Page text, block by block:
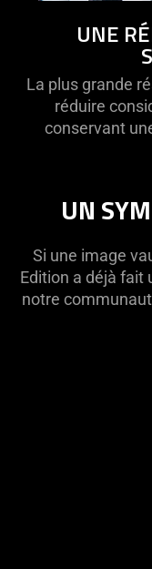
UNE
La plus grande
réduire
conservant
UN
Si une image
Edition a déjà fait
notre